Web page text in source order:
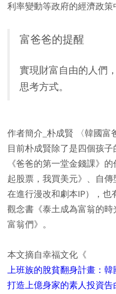
利率變動等政府的經濟政策
富爸爸的提醒
實現財富自由的人們
思考方式。
作者簡介_朴成賢 〈韓國富
目前朴成賢除了是四個孩
《爸爸的第一堂金錢課》
起股票，我買美元》、自
在進行漫改和劇本IP），
觀念書《泰土成為富翁的
富翁們》。
本文摘自幸福文化《
上班族的脫貧翻身計畫：
打造上億身家的素人投資告